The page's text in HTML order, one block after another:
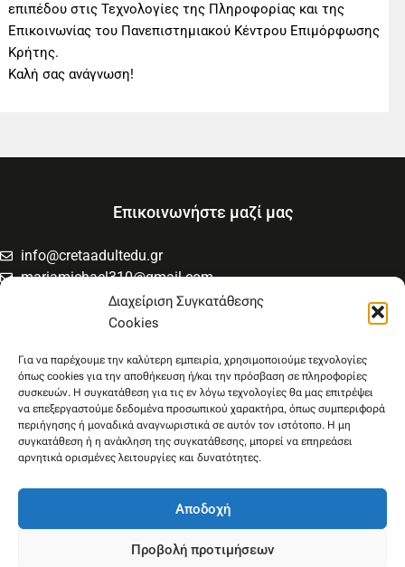
Διαχείριση Συγκατάθεσης
Cookies
Για να παρέχουμε την καλύτερη εμπειρία, χρησιμοποιούμε τεχνολογίες
όπως cookies για την αποθήκευση ή/και την πρόσβαση σε πληροφορίες
συσκευών. Η συγκατάθεση για τις εν λόγω τεχνολογίες θα μας επιτρέψει
να επεξεργαστούμε δεδομένα προσωπικού χαρακτήρα, όπως συμπεριφορά
περιήγησης ή μοναδικά αναγνωριστικά σε αυτόν τον ιστότοπο. Η μη
συγκατάθεση ή η ανάκληση της συγκατάθεσης, μπορεί να επηρεάσει
αρνητικά ορισμένες λειτουργίες και δυνατότητες.
Αποδοχή
Προβολή προτιμήσεων
επιπέδου στις Τεχνολογίες της Πληροφορίας και της
Επικοινωνίας του Πανεπιστημιακού Κέντρου Επιμόρφωσης
Κρήτης.
Καλή σας ανάγνωση!
Επικοινωνήστε μαζί μας
info@cretaadultedu.gr
mariamichael310@gmail.com